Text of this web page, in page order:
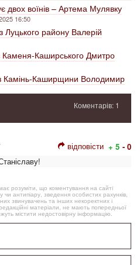
двох воїнів – Артема Мулявку
16:50
Луцького району Валерій
Каменя-Каширського Дмитро
Камінь-Каширщини Володимир
Коментарів: 1
відповісти + 5 - 0
розуміти, що коментування на сайті
чи антипіару, зведення особистих рахунків,
звинувачень та інших некоректних і
матеріали, не мають попередньої
містити недостовірну інформацію.